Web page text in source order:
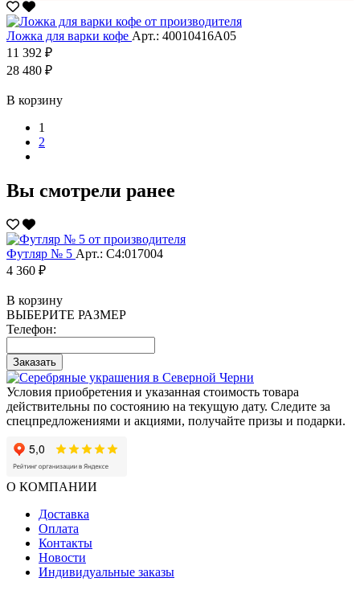
Ложка для варки кофе Арт.: 40010416А05
11 392 ₽
28 480 ₽
В корзину
1
2
Вы смотрели ранее
Футляр № 5 Арт.: С4:017004
4 360 ₽
В корзину
ВЫБЕРИТЕ РАЗМЕР
Телефон:
Заказать
Условия приобретения и указанная стоимость товара
действительны по состоянию на текущую дату. Следите за
спецпредложениями и акциями, получайте призы и подарки.
О КОМПАНИИ
Доставка
Оплата
Контакты
Новости
Индивидуальные заказы